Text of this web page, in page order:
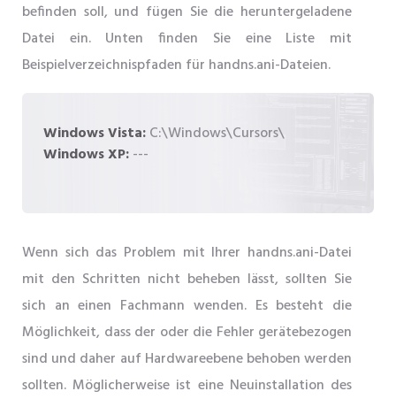
befinden soll, und fügen Sie die heruntergeladene
Datei ein. Unten finden Sie eine Liste mit
Beispielverzeichnispfaden für handns.ani-Dateien.
Windows Vista:C:\Windows\Cursors\
Windows XP:---
Wenn sich das Problem mit Ihrer handns.ani-Datei
mit den Schritten nicht beheben lässt, sollten Sie
sich an einen Fachmann wenden. Es besteht die
Möglichkeit, dass der oder die Fehler gerätebezogen
sind und daher auf Hardwareebene behoben werden
sollten. Möglicherweise ist eine Neuinstallation des